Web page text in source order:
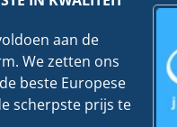
aan de
We zetten ons
beste Europese
scherpste prijs te